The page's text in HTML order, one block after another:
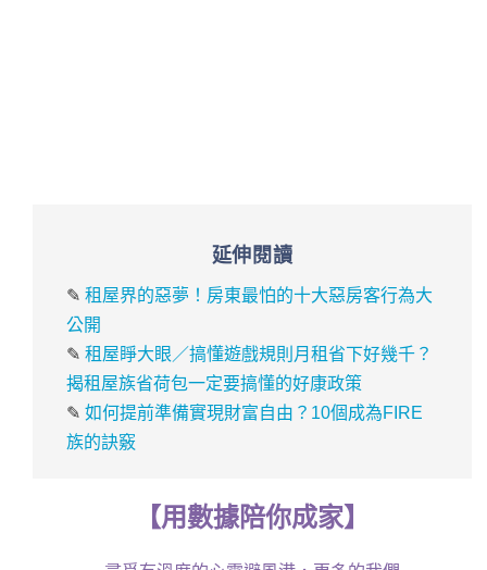
延伸閱讀
✎租屋界的惡夢！房東最怕的十大惡房客行為大
公開
✎租屋睜大眼／搞懂遊戲規則月租省下好幾千？
揭租屋族省荷包一定要搞懂的好康政策
✎如何提前準備實現財富自由？10個成為FIRE
族的訣竅
【用數據陪你成家】